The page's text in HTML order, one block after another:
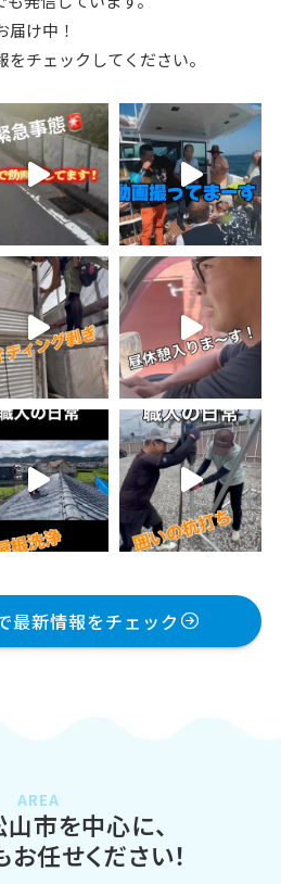
け中！
チェックしてください。
最新情報をチェック
AREA
市を中心に、
任せください！